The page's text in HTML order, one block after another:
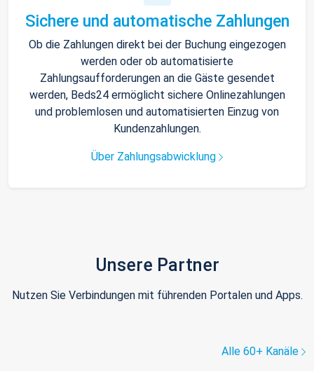
Sichere und automatische Zahlungen
Ob die Zahlungen direkt bei der Buchung eingezogen
werden oder ob automatisierte
Zahlungsaufforderungen an die Gäste gesendet
werden, Beds24 ermöglicht sichere Onlinezahlungen
und problemlosen und automatisierten Einzug von
Kundenzahlungen.
Über Zahlungsabwicklung
Unsere Partner
Nutzen Sie Verbindungen mit führenden Portalen und Apps.
Alle 60+ Kanäle